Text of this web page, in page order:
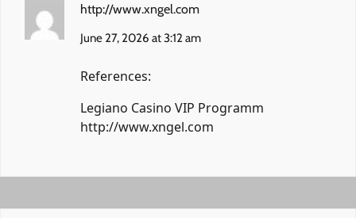
http://www.xngel.com
June 27, 2026 at 3:12 am
References:
Legiano Casino VIP Programm
http://www.xngel.com